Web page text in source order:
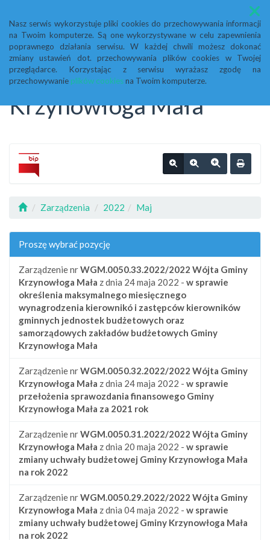
Nasz serwis wykorzystuje pliki cookies do przechowywania informacji
na Twoim komputerze. Są one wykorzystywane w celu zapewnienia
poprawnego działania serwisu. W każdej chwili możesz dokonać
zmiany ustawień dot. przechowywania plików cookies w Twojej
przeglądarce. Korzystając z serwisu wyrażasz zgodę na
przechowywanie plików cookiesna Twoim komputerze.
Menu
Biuletyn Informacji
Publicznej Urząd Gminy
Krzynowłoga Mała
Zarządzenia 2022 Maj
Proszę wybrać pozycję
Zarządzenie nrWGM.0050.33.2022/2022 Wójta Gminy
Krzynowłoga Mała z dnia 24 maja 2022 - w sprawie
określenia maksymalnego miesięcznego
wynagrodzenia kierownikó i zastępców kierowników
gminnych jednostek budżetowych oraz
samorządowych zakładów budżetowych Gminy
Krzynowłoga Mała
Zarządzenie nrWGM.0050.32.2022/2022 Wójta Gminy
Krzynowłoga Mała z dnia 24 maja 2022 - w sprawie
przełożenia sprawozdania finansowego Gminy
Krzynowłoga Mała za 2021 rok
Zarządzenie nrWGM.0050.31.2022/2022 Wójta Gminy
Krzynowłoga Mała z dnia 20 maja 2022 - w sprawie
zmiany uchwały budżetowej Gminy Krzynowłoga Mała
na rok 2022
Zarządzenie nrWGM.0050.29.2022/2022 Wójta Gminy
Krzynowłoga Mała z dnia 04 maja 2022 - w sprawie
zmiany uchwały budżetowej Gminy Krzynowłoga Mała
na rok 2022